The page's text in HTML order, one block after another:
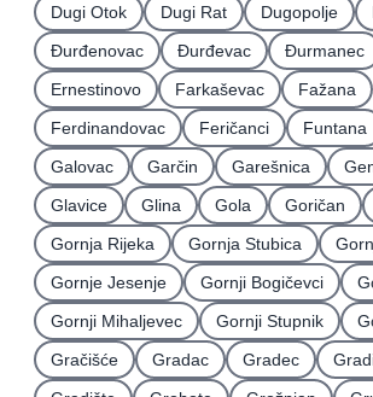
Dugi Otok
Dugi Rat Dugopolje
Ðurđenovac
Ðurđevac Ðurmanec
Ernestinovo
Farkaševac
Fažana
Ferdinandovac
Feričanci Funtana
Galovac
Garčin Garešnica
Glavice
Glina Gola Goričan
Gornja Rijeka
Gornja Stubica
Gornje Jesenje
Gornji Bogičevci
Gornji Mihaljevec
Gornji Stupnik
Gračišće
Gradac Gradec